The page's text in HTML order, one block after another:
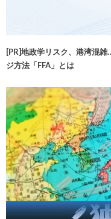
[PR]地政学リスク、港湾混
ジ方法「FFA」とは